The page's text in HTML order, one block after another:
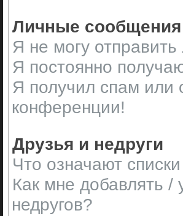
Личные сообщения
Я не могу
Я постоянно
Я получил спам или
конференции!
Друзья и недруги
Что означают
Как мне добавлять /
недругов?